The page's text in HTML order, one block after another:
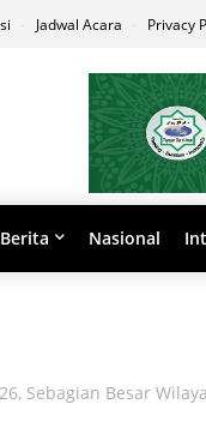
Jadwal Acara Privacy
Berita Nasional
Sebagian Besar